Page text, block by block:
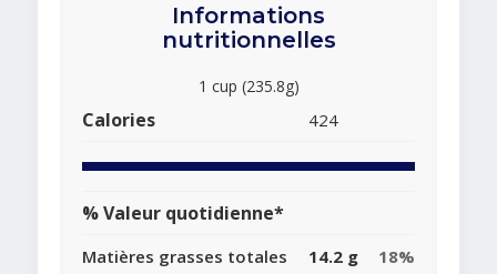
Informations
nutritionnelles
1 cup (235.8g)
Calories 424
% Valeur quotidienne*
Matières grasses totales 14.2 g
18%